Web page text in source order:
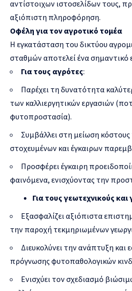
αντίστοιχων ιστοσελίδων τους,
αξιόπιστη πληροφόρηση.
Οφέλη για τον αγροτικό τομέα
Η εγκατάσταση του δικτύου
σταθμών αποτελεί ένα σημαντικό
Για τους αγρότες:
Παρέχει τη δυνατότητα
των καλλιεργητικών εργασιών
φυτοπροστασία).
Συμβάλλει στη μείωση
στοχευμένων και έγκαιρων
Προσφέρει έγκαιρη
φαινόμενα, ενισχύοντας την
Για τους γεωτεχνικούς
Εξασφαλίζει αξιόπιστα
την παροχή τεκμηριωμένων
Διευκολύνει την ανάπτυξη
πρόγνωσης φυτοπαθολογικών
Ενισχύει τον σχεδιασμό